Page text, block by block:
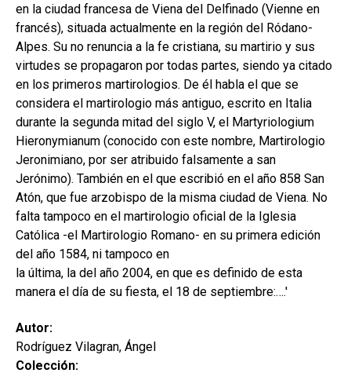
en la ciudad francesa de Viena del Delfinado (Vienne en
francés), situada actualmente en la región del Ródano-
Alpes. Su no renuncia a la fe cristiana, su martirio y sus
virtudes se propagaron por todas partes, siendo ya citado
en los primeros martirologios. De él habla el que se
considera el martirologio más antiguo, escrito en Italia
durante la segunda mitad del siglo V, el Martyriologium
Hieronymianum (conocido con este nombre, Martirologio
Jeronimiano, por ser atribuido falsamente a san
Jerónimo). También en el que escribió en el año 858 San
Atón, que fue arzobispo de la misma ciudad de Viena. No
falta tampoco en el martirologio oficial de la Iglesia
Católica -el Martirologio Romano- en su primera edición
del año 1584, ni tampoco en
la última, la del año 2004, en que es definido de esta
manera el día de su fiesta, el 18 de septiembre:….'
Autor:
Rodríguez Vilagran, Ángel
Colección: